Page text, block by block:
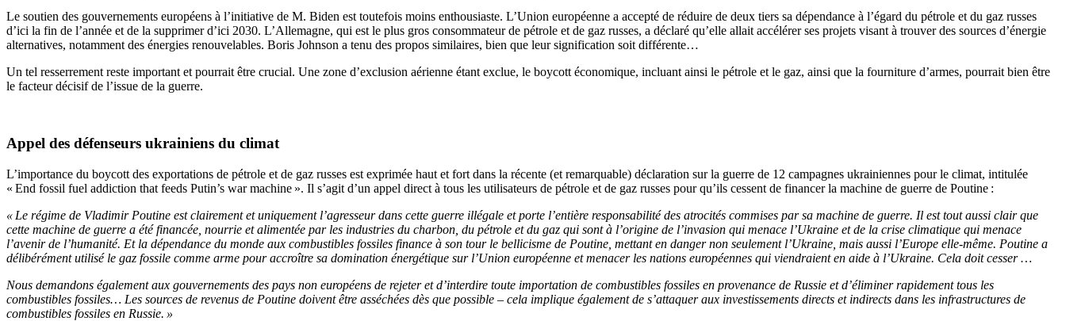
Le soutien des gouvernements européens à l’initiative de M. Biden est toutefois moins enthousiaste. L’Union européenne a accepté de réduire de deux tiers sa dépendance à l’égard du pétrole et du gaz russes
d’ici la fin de l’année et de la supprimer d’ici 2030. L’Allemagne, qui est le plus gros consommateur de pétrole et de gaz russes, a déclaré qu’elle allait accélérer ses projets visant à trouver des sources d’énergie
alternatives, notamment des énergies renouvelables. Boris Johnson a tenu des propos similaires, bien que leur signification soit différente…
Un tel resserrement reste important et pourrait être crucial. Une zone d’exclusion aérienne étant exclue, le boycott économique, incluant ainsi le pétrole et le gaz, ainsi que la fourniture d’armes, pourrait bien être
le facteur décisif de l’issue de la guerre.
Appel des défenseurs ukrainiens du climat
L’importance du boycott des exportations de pétrole et de gaz russes est exprimée haut et fort dans la récente (et remarquable) déclaration sur la guerre de 12 campagnes ukrainiennes pour le climat, intitulée
« End fossil fuel addiction that feeds Putin’s war machine ». Il s’agit d’un appel direct à tous les utilisateurs de pétrole et de gaz russes pour qu’ils cessent de financer la machine de guerre de Poutine :
« Le régime de Vladimir Poutine est clairement et uniquement l’agresseur dans cette guerre illégale et porte l’entière responsabilité des atrocités commises par sa machine de guerre. Il est tout aussi clair que
cette machine de guerre a été financée, nourrie et alimentée par les industries du charbon, du pétrole et du gaz qui sont à l’origine de l’invasion qui menace l’Ukraine et de la crise climatique qui menace
l’avenir de l’humanité. Et la dépendance du monde aux combustibles fossiles finance à son tour le bellicisme de Poutine, mettant en danger non seulement l’Ukraine, mais aussi l’Europe elle-même. Poutine a
délibérément utilisé le gaz fossile comme arme pour accroître sa domination énergétique sur l’Union européenne et menacer les nations européennes qui viendraient en aide à l’Ukraine. Cela doit cesser …
Nous demandons également aux gouvernements des pays non européens de rejeter et d’interdire toute importation de combustibles fossiles en provenance de Russie et d’éliminer rapidement tous les
combustibles fossiles… Les sources de revenus de Poutine doivent être asséchées dès que possible – cela implique également de s’attaquer aux investissements directs et indirects dans les infrastructures de
combustibles fossiles en Russie. »